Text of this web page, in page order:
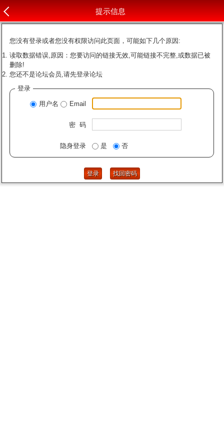
提示信息
您没有登录或者您没有权限访问此页面，可能如下几个原因:
读取数据错误,原因：您要访问的链接无效,可能链接不完整,或数据已被
删除!
您还不是论坛会员,请先登录论坛
登录
用户名 Email
密 码
隐身登录 是 否